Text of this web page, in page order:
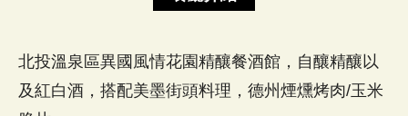
北投溫泉區異國風情花園精釀餐酒館，自釀精釀以
及紅白酒，搭配美墨街頭料理，德州煙燻烤肉/玉米